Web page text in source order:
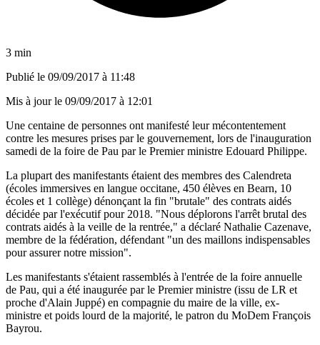
3 min
Publié le 09/09/2017 à 11:48
Mis à jour le 09/09/2017 à 12:01
Une centaine de personnes ont manifesté leur mécontentement
contre les mesures prises par le gouvernement, lors de l'inauguration
samedi de la foire de Pau par le Premier ministre Edouard Philippe.
La plupart des manifestants étaient des membres des Calendreta
(écoles immersives en langue occitane, 450 élèves en Bearn, 10
écoles et 1 collège) dénonçant la fin "brutale" des contrats aidés
décidée par l'exécutif pour 2018. "Nous déplorons l'arrêt brutal des
contrats aidés à la veille de la rentrée," a déclaré Nathalie Cazenave,
membre de la fédération, défendant "un des maillons indispensables
pour assurer notre mission".
Les manifestants s'étaient rassemblés à l'entrée de la foire annuelle
de Pau, qui a été inaugurée par le Premier ministre (issu de LR et
proche d'Alain Juppé) en compagnie du maire de la ville, ex-
ministre et poids lourd de la majorité, le patron du MoDem François
Bayrou.